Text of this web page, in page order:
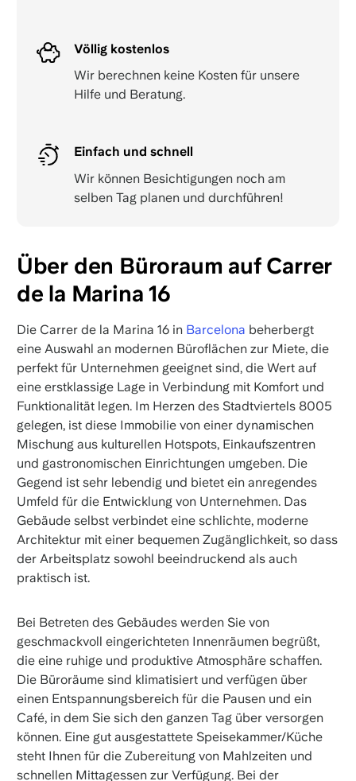
Völlig kostenlos
Wir berechnen keine Kosten für unsere
Hilfe und Beratung.
Einfach und schnell
Wir können Besichtigungen noch am
selben Tag planen und durchführen!
Über den Büroraum auf Carrer
de la Marina 16
Die Carrer de la Marina 16 in Barcelona beherbergt
eine Auswahl an modernen Büroflächen zur Miete, die
perfekt für Unternehmen geeignet sind, die Wert auf
eine erstklassige Lage in Verbindung mit Komfort und
Funktionalität legen. Im Herzen des Stadtviertels 8005
gelegen, ist diese Immobilie von einer dynamischen
Mischung aus kulturellen Hotspots, Einkaufszentren
und gastronomischen Einrichtungen umgeben. Die
Gegend ist sehr lebendig und bietet ein anregendes
Umfeld für die Entwicklung von Unternehmen. Das
Gebäude selbst verbindet eine schlichte, moderne
Architektur mit einer bequemen Zugänglichkeit, so dass
der Arbeitsplatz sowohl beeindruckend als auch
praktisch ist.
Bei Betreten des Gebäudes werden Sie von
geschmackvoll eingerichteten Innenräumen begrüßt,
die eine ruhige und produktive Atmosphäre schaffen.
Die Büroräume sind klimatisiert und verfügen über
einen Entspannungsbereich für die Pausen und ein
Café, in dem Sie sich den ganzen Tag über versorgen
können. Eine gut ausgestattete Speisekammer/Küche
steht Ihnen für die Zubereitung von Mahlzeiten und
schnellen Mittagessen zur Verfügung. Bei der